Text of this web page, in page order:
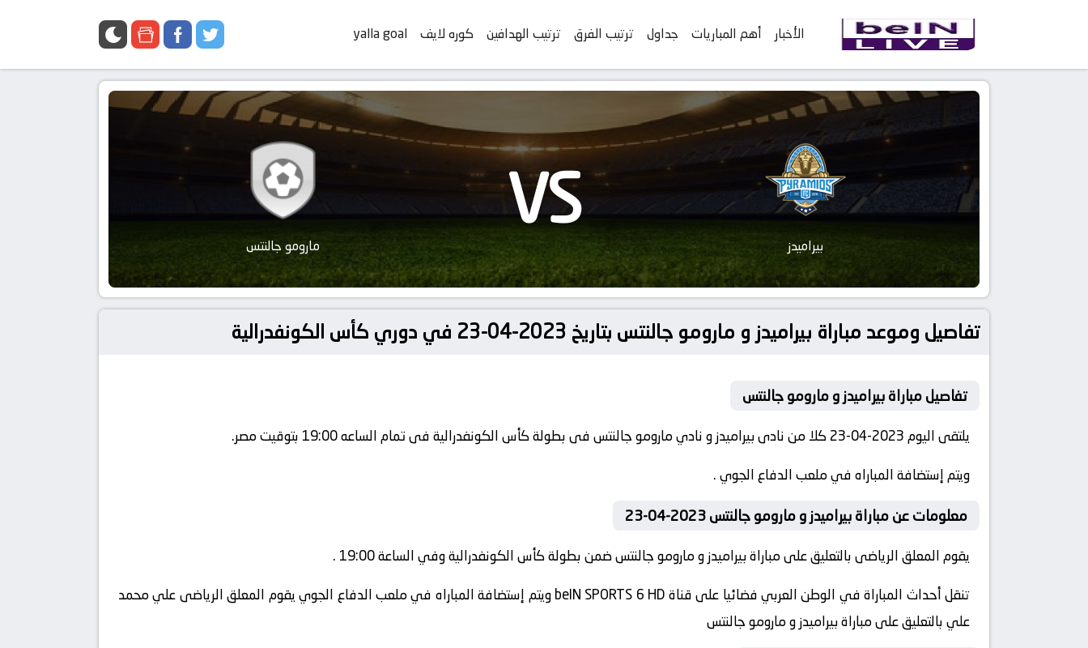
الأخبار أهم المباريات جداول ترتيب الفرق ترتيب الهدافين كوره لايف yalla goal
بيراميدز VS مارومو جالنتس
تفاصيل وموعد مباراة بيراميدز و مارومو جالنتس بتاريخ 2023-04-23 في دوري كأس الكونفدرالية
تفاصيل مباراة بيراميدز و مارومو جالنتس
يلتقى اليوم 2023-04-23 كلا من نادى بيراميدز و نادي مارومو جالنتس فى بطولة كأس الكونفدرالية فى تمام الساعه 19:00 بتوقيت مصر.
ويتم إستضافة المباراه في ملعب الدفاع الجوي .
معلومات عن مباراة بيراميدز و مارومو جالنتس 2023-04-23
يقوم المعلق الرياضى بالتعليق على مباراة بيراميدز و مارومو جالنتس ضمن بطولة كأس الكونفدرالية وفي الساعة 19:00 .
تنقل أحداث المباراة في الوطن العربي فضائيا على قناة beIN SPORTS 6 HD ويتم إستضافة المباراه في ملعب الدفاع الجوي يقوم المعلق الرياضى علي محمد
علي بالتعليق على مباراة بيراميدز و مارومو جالنتس